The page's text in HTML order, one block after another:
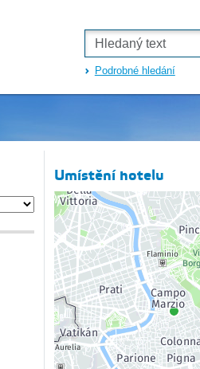
Podrobné hledání
Umístění hotelu